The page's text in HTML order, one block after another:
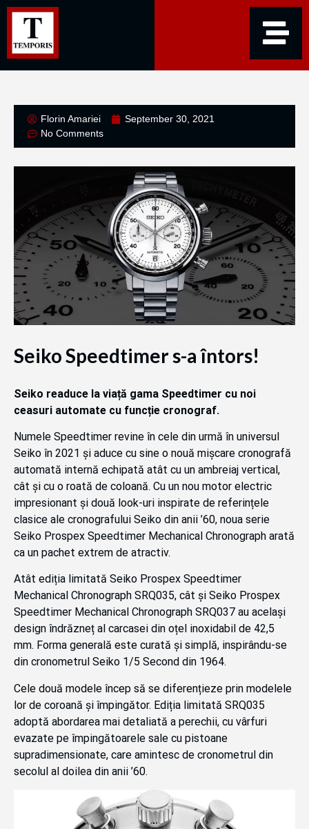
Florin Amariei
September 30, 2021
No Comments
Seiko Speedtimer s-a întors!
Seiko readuce la viață gama Speedtimer cu noi
ceasuri automate cu funcție cronograf.
Numele Speedtimer revine în cele din urmă în universul
Seiko în 2021 și aduce cu sine o nouă mișcare cronografă
automată internă echipată atât cu un ambreiaj vertical,
cât și cu o roată de coloană. Cu un nou motor electric
impresionant și două look-uri inspirate de referințele
clasice ale cronografului Seiko din anii ’60, noua serie
Seiko Prospex Speedtimer Mechanical Chronograph arată
ca un pachet extrem de atractiv.
Atât ediția limitată Seiko Prospex Speedtimer
Mechanical Chronograph SRQ035, cât și Seiko Prospex
Speedtimer Mechanical Chronograph SRQ037 au același
design îndrăzneț al carcasei din oțel inoxidabil de 42,5
mm. Forma generală este curată și simplă, inspirându-se
din cronometrul Seiko 1/5 Second din 1964.
Cele două modele încep să se diferențieze prin modelele
lor de coroană și împingător. Ediția limitată SRQ035
adoptă abordarea mai detaliată a perechii, cu vârfuri
evazate pe împingătoarele sale cu pistoane
supradimensionate, care amintesc de cronometrul din
secolul al doilea din anii ’60.